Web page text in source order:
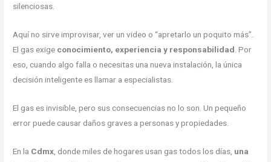
silenciosas.
Aquí no sirve improvisar, ver un video o “apretarlo un poquito más”.
El gas exige conocimiento, experiencia y responsabilidad . Por
eso, cuando algo falla o necesitas una nueva instalación, la única
decisión inteligente es llamar a especialistas.
El gas es invisible, pero sus consecuencias no lo son. Un pequeño
error puede causar daños graves a personas y propiedades.
En la Cdmx , donde miles de hogares usan gas todos los días, una